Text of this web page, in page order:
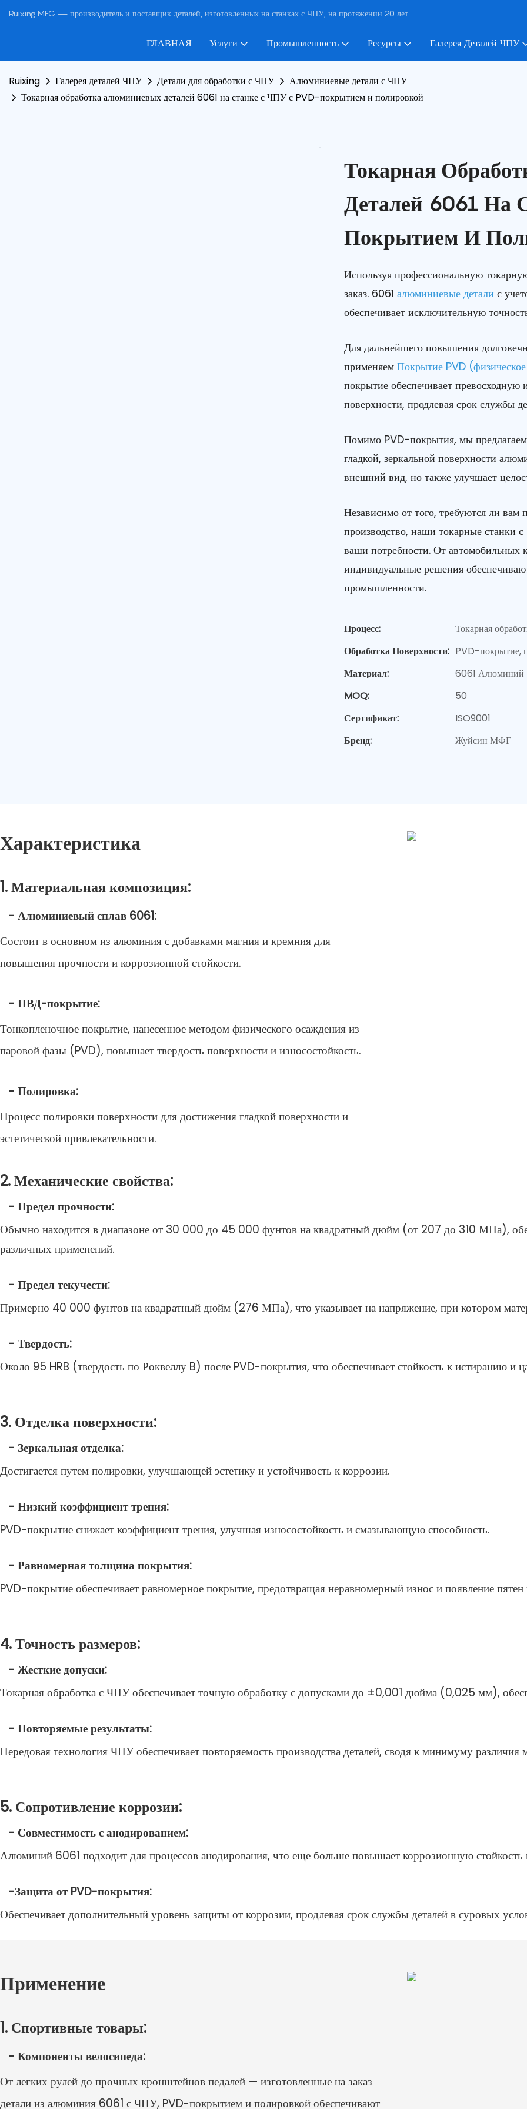
Ruixing MFG — производитель и поставщик деталей, изготовленных на станках с ЧПУ, на протяжении 20 лет
ГЛАВНАЯ Услуги Промышленность Ресурсы Галерея Деталей ЧПУ
Ruixing Галерея деталей ЧПУ Детали для обработки с ЧПУ
Алюминиевые детали с ЧПУ
Токарная обработка алюминиевых деталей 6061 на станке с ЧПУ с PVD-покрытием и полировкой
Токарная
Деталей 6061 На
Покрытием И
Используя профессиональную
заказ. 6061 алюминиевые детали с
обеспечивает исключительную
Для дальнейшего повышения
применяем Покрытие PVD
покрытие обеспечивает превосходную
поверхности, продлевая срок службы
Помимо PVD-покрытия, мы
гладкой, зеркальной поверхности
внешний вид, но также улучшает
Независимо от того, требуются ли
производство, наши токарные станки
ваши потребности. От автомобильных
индивидуальные решения
промышленности.
Процесс:
Токарная
Обработка Поверхности: PVD-покрытие,
Материал:
6061 Алюминий
MOQ:
50
Сертификат:
ISO9001
Бренд:
Жуйсин МФГ
Характеристика
1. Материальная композиция:
- Алюминиевый сплав 6061:
Состоит в основном из алюминия с добавками магния и кремния для
повышения прочности и коррозионной стойкости.
- ПВД-покрытие:
Тонкопленочное покрытие, нанесенное методом физического осаждения из
паровой фазы (PVD), повышает твердость поверхности и износостойкость.
- Полировка:
Процесс полировки поверхности для достижения гладкой поверхности и
эстетической привлекательности.
2. Механические свойства:
- Предел прочности:
Обычно находится в диапазоне от 30 000 до 45 000 фунтов на квадратный дюйм (от 207 до 310 МПа),
различных применений.
- Предел текучести:
Примерно 40 000 фунтов на квадратный дюйм (276 МПа), что указывает на напряжение, при котором
- Твердость:
Около 95 HRB (твердость по Роквеллу B) после PVD-покрытия, что обеспечивает стойкость к истиранию и
3. Отделка поверхности:
- Зеркальная отделка:
Достигается путем полировки, улучшающей эстетику и устойчивость к коррозии.
- Низкий коэффициент трения:
PVD-покрытие снижает коэффициент трения, улучшая износостойкость и смазывающую способность.
- Равномерная толщина покрытия:
PVD-покрытие обеспечивает равномерное покрытие, предотвращая неравномерный износ и появление пятен
4. Точность размеров:
- Жесткие допуски:
Токарная обработка с ЧПУ обеспечивает точную обработку с допусками до ±0,001 дюйма (0,025 мм),
- Повторяемые результаты:
Передовая технология ЧПУ обеспечивает повторяемость производства деталей, сводя к минимуму
5. Сопротивление коррозии:
- Совместимость с анодированием:
Алюминий 6061 подходит для процессов анодирования, что еще больше повышает коррозионную стойкость
-Защита от PVD-покрытия:
Обеспечивает дополнительный уровень защиты от коррозии, продлевая срок службы деталей в суровых
Применение
1. Спортивные товары:
- Компоненты велосипеда:
От легких рулей до прочных кронштейнов педалей — изготовленные на заказ
детали из алюминия 6061 с ЧПУ, PVD-покрытием и полировкой обеспечивают